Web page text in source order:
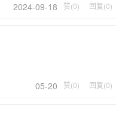
2024-09-18 赞(0) 回复(0)
05-20
赞(0) 回复(0)